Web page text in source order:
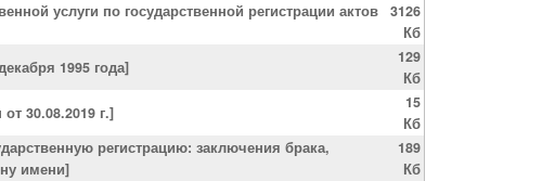
услуги по государственной регистрации актов
3126
Кб
1995 года]
129
Кб
30.08.2019 г.]
15
Кб
регистрацию: заключения брака,
имени]
189
Кб